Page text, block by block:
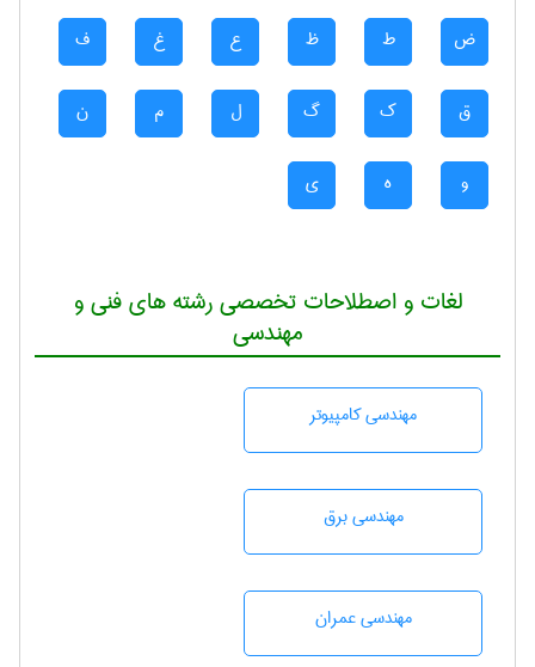
ض ط ظ ع غ ف
ق ک گ ل م ن
و ه ی
لغات و اصطلاحات تخصصی رشته های فنی و
مهندسی
مهندسی كامپيوتر
مهندسی برق
مهندسی عمران